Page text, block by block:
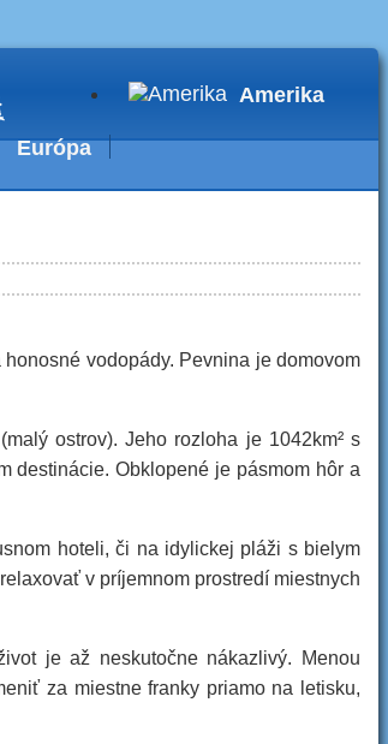
Európa
Amerika
vodopády. Pevnina je domovom
ostrov). Jeho rozloha je 1042km² s
destinácie. Obklopené je pásmom hôr a
hoteli, či na idylickej pláži s bielym
v príjemnom prostredí miestnych
je až neskutočne nákazlivý. Menou
za miestne franky priamo na letisku,